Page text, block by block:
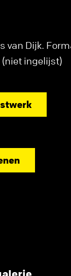
van Dijk.
ingelijst)